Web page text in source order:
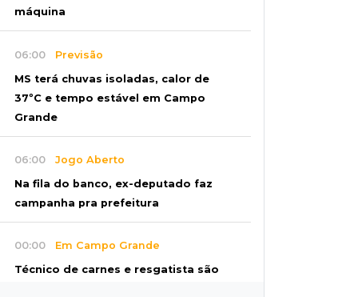
máquina
06:00 Previsão
MS terá chuvas isoladas, calor de
37ºC e tempo estável em Campo
Grande
06:00 Jogo Aberto
Na fila do banco, ex-deputado faz
campanha pra prefeitura
00:00 Em Campo Grande
Técnico de carnes e resgatista são